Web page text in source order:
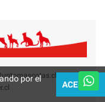
V2.0
por el
ACEPTAR